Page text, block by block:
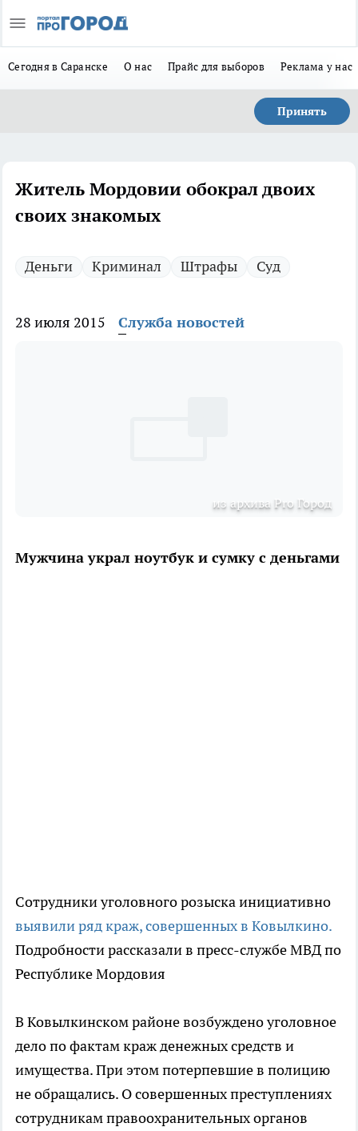
Сегодня в Саранске О нас Прайс для выборов Реклама у нас
Принять
Житель Мордовии обокрал двоих
своих знакомых
Деньги Криминал Штрафы Суд
28 июля 2015 Служба новостей
из архива Pro Город
Мужчина украл ноутбук и сумку с деньгами
Сотрудники уголовного розыска инициативно
выявили ряд краж, совершенных в Ковылкино.
Подробности рассказали в пресс-службе МВД по
Республике Мордовия
В Ковылкинском районе возбуждено уголовное
дело по фактам краж денежных средств и
имущества. При этом потерпевшие в полицию
не обращались. О совершенных преступлениях
сотрудникам правоохранительных органов